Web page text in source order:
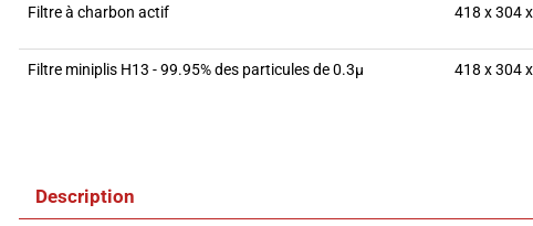
Filtre à charbon actif 418 x 304
Filtre miniplis H13 - 99.95% des particules de 0.3µ 418 x 304
Description